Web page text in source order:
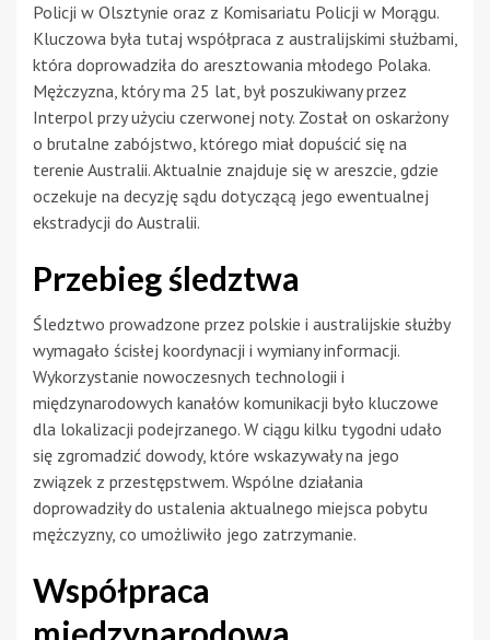
Policji w Olsztynie oraz z Komisariatu Policji w Morągu.
Kluczowa była tutaj współpraca z australijskimi służbami,
która doprowadziła do aresztowania młodego Polaka.
Mężczyzna, który ma 25 lat, był poszukiwany przez
Interpol przy użyciu czerwonej noty. Został on oskarżony
o brutalne zabójstwo, którego miał dopuścić się na
terenie Australii. Aktualnie znajduje się w areszcie, gdzie
oczekuje na decyzję sądu dotyczącą jego ewentualnej
ekstradycji do Australii.
Przebieg śledztwa
Śledztwo prowadzone przez polskie i australijskie służby
wymagało ścisłej koordynacji i wymiany informacji.
Wykorzystanie nowoczesnych technologii i
międzynarodowych kanałów komunikacji było kluczowe
dla lokalizacji podejrzanego. W ciągu kilku tygodni udało
się zgromadzić dowody, które wskazywały na jego
związek z przestępstwem. Wspólne działania
doprowadziły do ustalenia aktualnego miejsca pobytu
mężczyzny, co umożliwiło jego zatrzymanie.
Współpraca